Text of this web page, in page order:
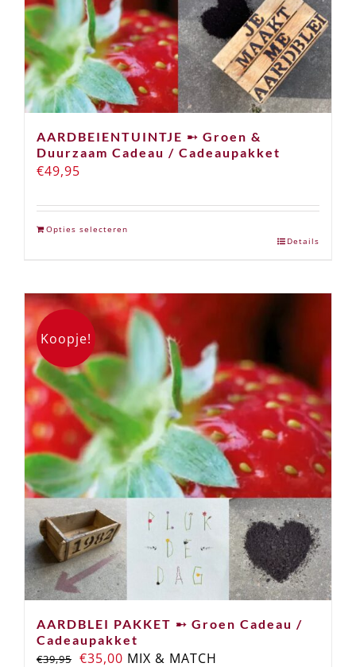
AARDBEIENTUINTJE ➸ Groen &
Duurzaam Cadeau / Cadeaupakket
€49,95
Opties selecteren
Details
Koopje!
AARDBLEI PAKKET ➸ Groen Cadeau /
Cadeaupakket
€39,95 Oorspronkelijke
€35,00 Huidige
MIX & MATCH